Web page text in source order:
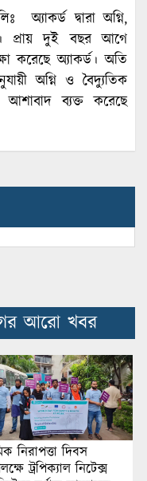
অ্যাকর্ড দ্বারা অগ্নি,
প্রায় দুই বছর আগে
করেছে অ্যাকর্ড। অতি
অগ্নি ও বৈদ্যুতিক
ব্যক্ত করেছে
আরো খবর
নিরাপত্তা দিবস
ট্রপিক্যাল নিটেক্স